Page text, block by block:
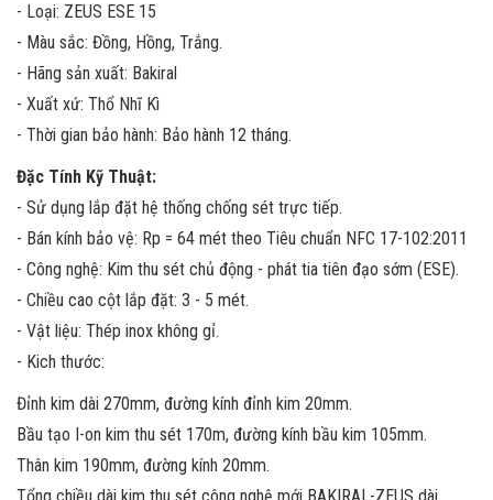
- Loại: ZEUS ESE 15
- Màu sắc: Đồng, Hồng, Trắng.
- Hãng sản xuất: Bakiral
- Xuất xứ: Thổ Nhĩ Kì
- Thời gian bảo hành: Bảo hành 12 tháng.
Đặc Tính Kỹ Thuật:
- Sử dụng lắp đặt hệ thống chống sét trực tiếp.
- Bán kính bảo vệ: Rp = 64 mét theo Tiêu chuẩn NFC 17-102:2011
- Công nghệ: Kim thu sét chủ động - phát tia tiên đạo sớm (ESE).
- Chiều cao cột lắp đặt: 3 - 5 mét.
- Vật liệu: Thép inox không gỉ.
- Kich thước:
Đỉnh kim dài 270mm, đường kính đỉnh kim 20mm.
Bầu tạo I-on kim thu sét 170m, đường kính bầu kim 105mm.
Thân kim 190mm, đường kính 20mm.